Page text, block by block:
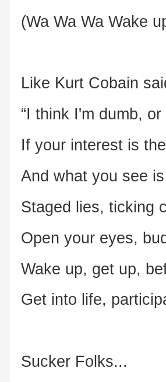
(Wa Wa Wa Wake
Like Kurt Cobain
“I think I'm dumb,
If your interest is
And what you see
Staged lies, ticking
Open your eyes,
Wake up, get up,
Get into life,
Sucker Folks...